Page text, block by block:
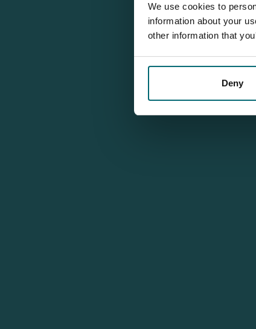
We use cookies to
information about your
other information that
Deny